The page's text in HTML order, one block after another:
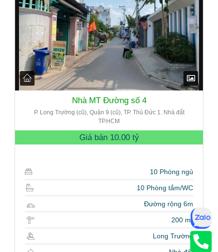
Nhà MT Đường số 4
P. Long Trường (cũ), Quận 9 (cũ), TP. Thủ Đức 1. Nhà đất
TP.HCM
Giá bán 10.00 tỷ
10 Phòng ngủ
10 Phòng tắm/WC
Đường rộng 6m
200 m²
Long Trường